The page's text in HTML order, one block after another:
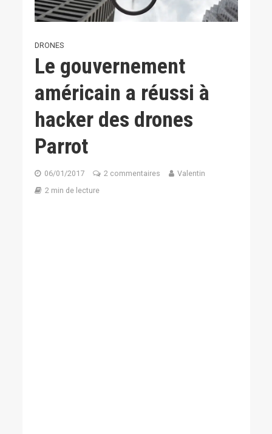
DRONES
Le gouvernement
américain a réussi à
hacker des drones
Parrot
06/01/2017 2 commentaires
Valentin
2 min de lecture